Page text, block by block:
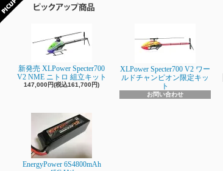
新発売 XLPower Specter700
V2 NME ニトロ 組立キット
147,000円(税込161,700円)
XLPower Specter700 V2 ワー
ルドチャンピオン限定キッ
ト
お問い合わせ
EnergyPower 6S4800mAh